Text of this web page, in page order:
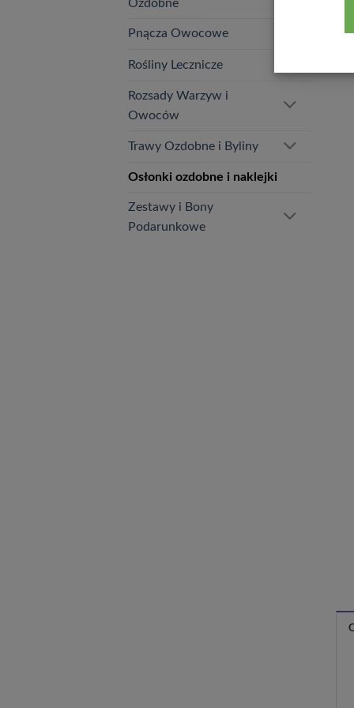
Ozdobne
Pnącza Owocowe
Rośliny Lecznicze
Rozsady Warzyw i
Owoców
Trawy Ozdobne i Byliny
Osłonki ozdobne i naklejki
Zestawy i Bony
Podarunkowe